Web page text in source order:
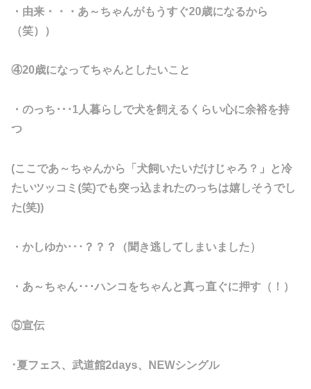
・由来・・・あ～ちゃんがもうすぐ20歳になるから
（笑））
④20歳になってちゃんとしたいこと
・のっち･･･1人暮らしで犬を飼えるくらい心に余裕を持
つ
(ここであ～ちゃんから「犬飼いたいだけじゃろ？」と冷
たいツッコミ(笑)でも突っ込まれたのっちは嬉しそうでし
た(笑))
・かしゆか･･･？？？（聞き逃してしまいました）
・あ～ちゃん･･･ハンコをちゃんと真っ直ぐに押す（！）
⑤宣伝
･夏フェス、武道館2days、NEWシングル